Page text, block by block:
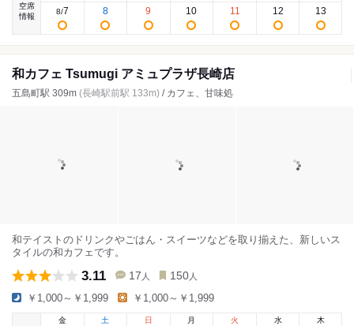
空席
情報
8/7 8 9 10 11 12 13
和カフェ Tsumugi アミュプラザ長崎店
五島町駅 309m (長崎駅前駅 133m) / カフェ、甘味処
和テイストのドリンクやごはん・スイーツなどを取り揃えた、新しいス
タイルの和カフェです。
3.11 17 人 150 人
￥1,000～￥1,999 ￥1,000～￥1,999
金
土 日 月 火 水 木